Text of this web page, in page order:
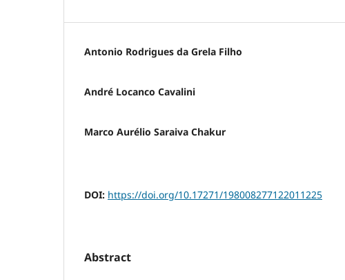
Antonio Rodrigues da Grela Filho
André Locanco Cavalini
Marco Aurélio Saraiva Chakur
DOI: https://doi.org/10.17271/198008277122011225
Abstract